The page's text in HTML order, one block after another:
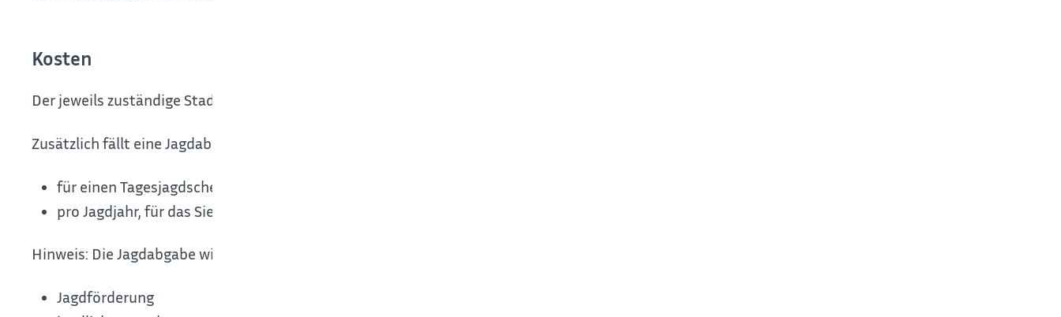
Kosten
Der jeweils zuständige Stadt- oder Landkreis setzt die Jagdscheingebühr fest.
Zusätzlich fällt eine Jagdabgabe an:
für einen Tagesjagdschein: EUR 25,00
pro Jagdjahr, für das Sie einen Jagdschein besitzen: EUR 50,00
Hinweis: Die Jagdabgabe wird verwendet für
Jagdförderung